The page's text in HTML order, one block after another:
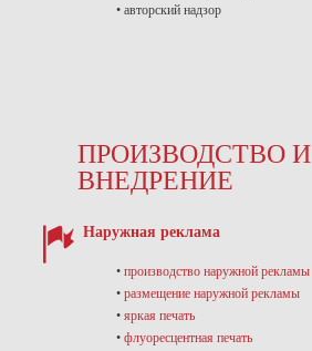
• авторский надзор
ПРОИЗВОДСТВО И
ВНЕДРЕНИЕ
Наружная реклама
•производство наружной рекламы
•размещение наружной рекламы
•яркая печать
•флуоресцентная печать